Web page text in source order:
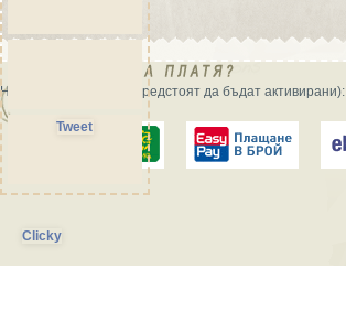
Начини на плащане (предстоят да бъдат активирани):
Clicky
Tweet